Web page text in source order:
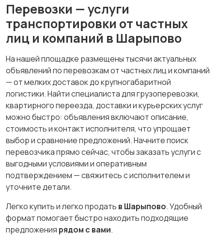
Перевозки — услуги
транспортировки от частных
лиц и компаний в Шарыпово
На нашей площадке размещены тысячи актуальных
объявлений по перевозкам от частных лиц и компаний
— от мелких доставок до крупногабаритной
логистики. Найти специалиста для грузоперевозки,
квартирного переезда, доставки и курьерских услуг
можно быстро: объявления включают описание,
стоимость и контакт исполнителя, что упрощает
выбор и сравнение предложений. Начните поиск
перевозчика прямо сейчас, чтобы заказать услуги с
выгодными условиями и оперативным
подтверждением — свяжитесь с исполнителем и
уточните детали.
Легко купить и легко продать в Шарыпово. Удобный
формат помогает быстро находить подходящие
предложения рядом с вами.